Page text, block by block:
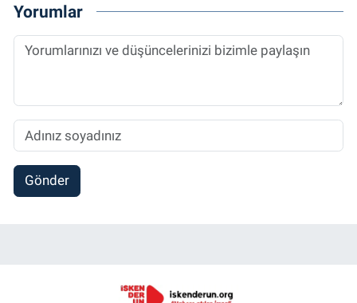
Yorumlar
Gönder